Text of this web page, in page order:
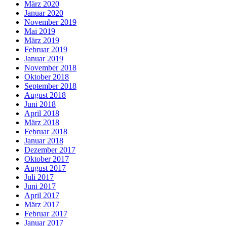
März 2020
Januar 2020
November 2019
Mai 2019
März 2019
Februar 2019
Januar 2019
November 2018
Oktober 2018
September 2018
August 2018
Juni 2018
April 2018
März 2018
Februar 2018
Januar 2018
Dezember 2017
Oktober 2017
August 2017
Juli 2017
Juni 2017
April 2017
März 2017
Februar 2017
Januar 2017